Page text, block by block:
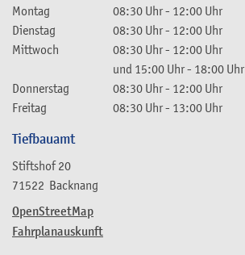
Montag 08:30 Uhr- 12:00 Uhr
Dienstag
08:30 Uhr- 12:00 Uhr
Mittwoch
08:30 Uhr- 12:00 Uhr
und 15:00 Uhr- 18:00 Uhr
Donnerstag
08:30 Uhr- 12:00 Uhr
Freitag
08:30 Uhr- 13:00 Uhr
Tiefbauamt
Stiftshof 20
71522 Backnang
OpenStreetMap
Fahrplanauskunft